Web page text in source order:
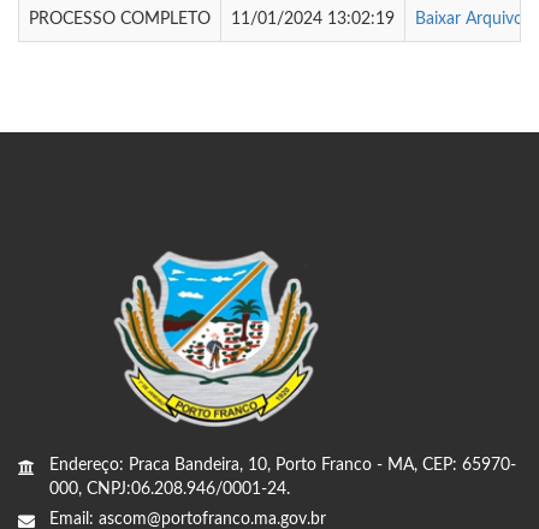
PROCESSO COMPLETO 11/01/2024 13:02:19 Baixar Arquivo
Endereço: Praca Bandeira, 10, Porto Franco - MA, CEP: 65970-
000, CNPJ:06.208.946/0001-24.
Email: ascom@portofranco.ma.gov.br